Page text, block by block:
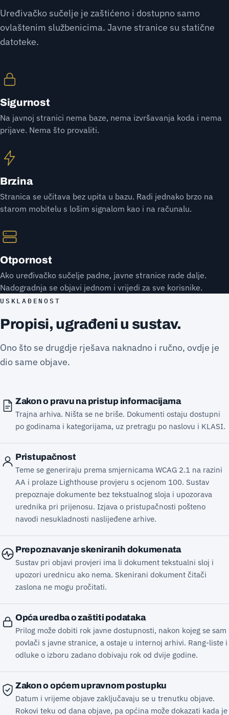
Uređivačko sučelje je zaštićeno i dostupno samo
ovlaštenim službenicima. Javne stranice su statične
datoteke.
Sigurnost
Na javnoj stranici nema baze, nema izvršavanja koda i nema
prijave. Nema što provaliti.
Brzina
Stranica se učitava bez upita u bazu. Radi jednako brzo na
starom mobitelu s lošim signalom kao i na računalu.
Otpornost
Ako uređivačko sučelje padne, javne stranice rade dalje.
Nadogradnja se objavi jednom i vrijedi za sve korisnike.
USKLAĐENOST
Propisi, ugrađeni u sustav.
Ono što se drugdje rješava naknadno i ručno, ovdje je
dio same objave.
Zakon o pravu na pristup informacijama
Trajna arhiva. Ništa se ne briše. Dokumenti ostaju dostupni
po godinama i kategorijama, uz pretragu po naslovu i KLASI.
Pristupačnost
Teme se generiraju prema smjernicama WCAG 2.1 na razini
AA i prolaze Lighthouse provjeru s ocjenom 100. Sustav
prepoznaje dokumente bez tekstualnog sloja i upozorava
urednika pri prijenosu. Izjava o pristupačnosti pošteno
navodi nesukladnosti naslijeđene arhive.
Prepoznavanje skeniranih dokumenata
Sustav pri objavi provjeri ima li dokument tekstualni sloj i
upozori urednicu ako nema. Skenirani dokument čitači
zaslona ne mogu pročitati.
Opća uredba o zaštiti podataka
Prilog može dobiti rok javne dostupnosti, nakon kojeg se sam
povlači s javne stranice, a ostaje u internoj arhivi. Rang-liste i
odluke o izboru zadano dobivaju rok od dvije godine.
Zakon o općem upravnom postupku
Datum i vrijeme objave zaključavaju se u trenutku objave.
Rokovi teku od dana objave, pa općina može dokazati kada je